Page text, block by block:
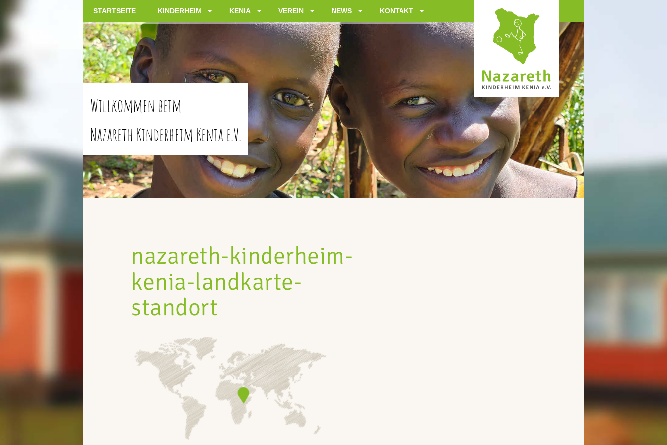
STARTSEITE KINDERHEIM KENIA VEREIN NEWS KONTAKT
Willkommen beim
Nazareth Kinderheim Kenia e.V.
nazareth-kinderheim-
kenia-landkarte-
standort